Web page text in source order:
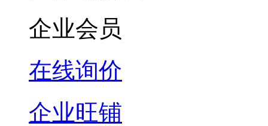
企业会员
在线询价
企业旺铺